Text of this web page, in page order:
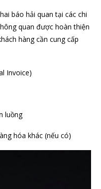
báo hải quan tại các chi
quan được hoàn thiện
hàng cần cung cấp
Invoice)
luồng
hóa khác (nếu có)